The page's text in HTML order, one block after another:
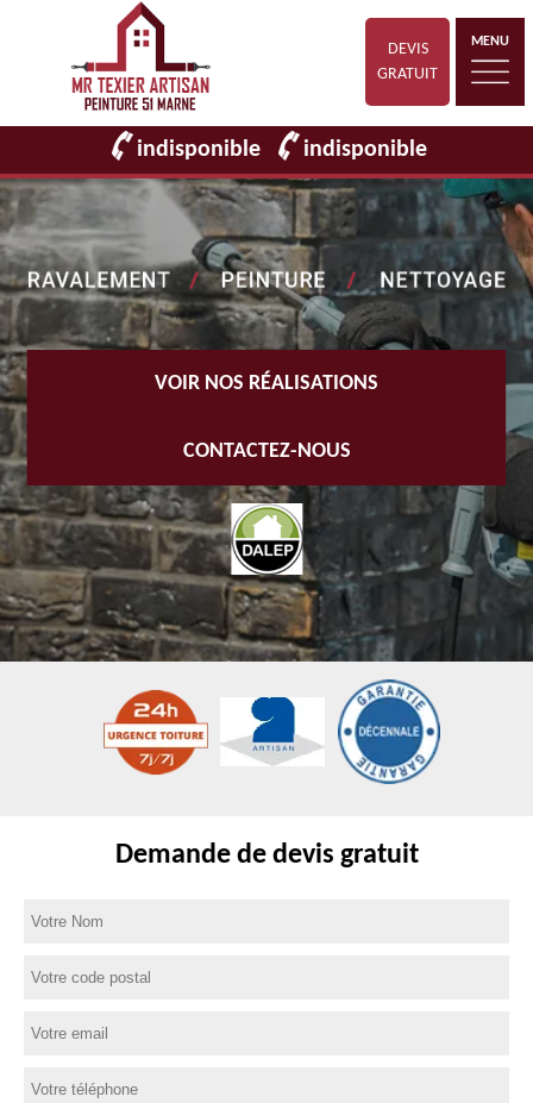
DEVIS
GRATUIT
MENU
indisponible indisponible
VOIR NOS RÉALISATIONS
CONTACTEZ-NOUS
Demande de devis gratuit